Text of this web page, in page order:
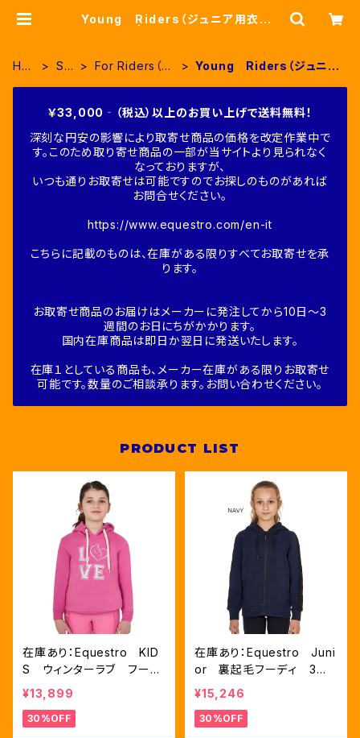
Young Riders（ジュニア用衣類）
HO
SA
For Riders（人
Young Riders（ジュニア
￥33,000‐（税込）以上のお買い上げで送料無料！
深刻な円安の影響により取寄せ商品の価格を改定作業中で
す。このため取り寄せ商品の一部が当サイトより見られなく
なっておりますが、
いつも通りお取寄せは可能ですのでお探しのものがあれば
お問合せください。
https://www.equestro.com/en-it
こちらに記載のものは、在庫がある限りすべてお取寄せを承
ります。
お取寄せ商品のお届けはメーカーに発注してから10日～3
週間のお日にちがかかります。
国内在庫商品は即日か翌日に発送いたします。
在庫１としている商品も、メーカー在庫がある限りお取寄せ
可能です。数量のご相談承ります。お問い合わせください。
PRODUCT LIST
在庫あり：Equestro KID
S ウィンターラブ フーデ
ィ（ETKA00258）
¥13,899
30%OFF
在庫あり：Equestro Juni
or 裏起毛フーディ 3色
（ETKA00138）
¥15,246
30%OFF